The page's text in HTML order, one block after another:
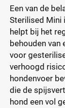
Een van de
Sterilised Mini
helpt bij het
behouden van
voor
verhoogd
hondenvoer
die de
hond een vol